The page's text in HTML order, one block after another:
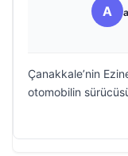
A
Çanakkale’nin
otomobilin